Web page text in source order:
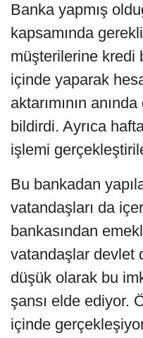
Banka yapmış
kapsamında
müşterilerine kredi
içinde yaparak
aktarımının
bildirdi. Ayrıca
işlemi
Bu bankadan
vatandaşları da
bankasından
vatandaşlar devlet
düşük olarak bu
şansı elde ediyor.
içinde